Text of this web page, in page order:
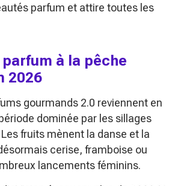
parfum et attire toutes les
à la pêche
2026
gourmands 2.0 reviennent en
dominée par les sillages
fruits mènent la danse et la
cerise, framboise ou
lancements féminins.